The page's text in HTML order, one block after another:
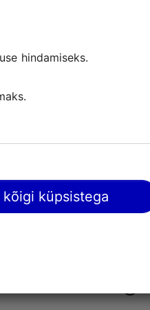
kohta.
hindamiseks.
küpsistega